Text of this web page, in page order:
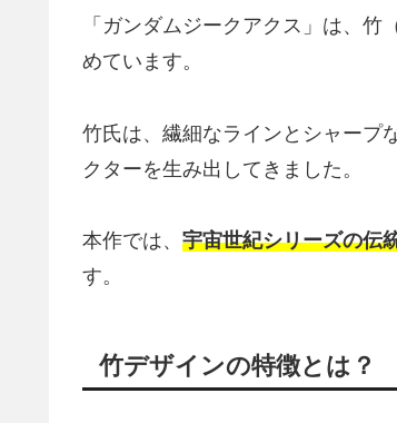
「ガンダムジークアクス」は、
めています。
竹氏は、繊細なラインとシャープ
クターを生み出してきました。
本作では、 宇宙世紀シリーズの伝
す。
竹デザインの特徴とは？